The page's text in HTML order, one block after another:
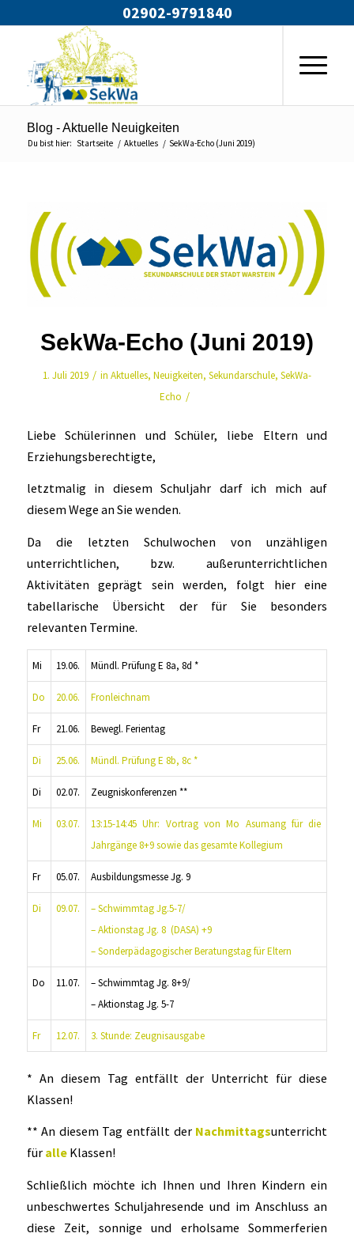
02902-9791840
Blog - Aktuelle Neuigkeiten
Du bist hier: Startseite / Aktuelles / SekWa-Echo (Juni 2019)
SekWa-Echo (Juni 2019)
1. Juli 2019 / in Aktuelles, Neuigkeiten, Sekundarschule, SekWa-
Echo /
Liebe Schülerinnen und Schüler, liebe Eltern und
Erziehungsberechtigte,
letztmalig in diesem Schuljahr darf ich mich auf
diesem Wege an Sie wenden.
Da die letzten Schulwochen von unzähligen
unterrichtlichen, bzw. außerunterrichtlichen
Aktivitäten geprägt sein werden, folgt hier eine
tabellarische Übersicht der für Sie besonders
relevanten Termine.
Mi 19.06. Mündl. Prüfung E 8a, 8d *
Do 20.06. Fronleichnam
Fr 21.06. Bewegl. Ferientag
Di 25.06. Mündl. Prüfung E 8b, 8c *
Di 02.07. Zeugniskonferenzen **
Mi 03.07.
13:15-14:45 Uhr: Vortrag von Mo Asumang für die
Jahrgänge 8+9 sowie das gesamte Kollegium
Fr 05.07. Ausbildungsmesse Jg. 9
Di 09.07.
– Schwimmtag Jg.5-7/
– Aktionstag Jg. 8 (DASA) +9
– Sonderpädagogischer Beratungstag für Eltern
Do 11.07.
– Schwimmtag Jg. 8+9/
– Aktionstag Jg. 5-7
Fr 12.07. 3. Stunde: Zeugnisausgabe
* An diesem Tag entfällt der Unterricht für diese
Klassen!
** An diesem Tag entfällt der Nachmittagsunterricht
für alleKlassen!
Schließlich möchte ich Ihnen und Ihren Kindern ein
unbeschwertes Schuljahresende und im Anschluss an
diese Zeit, sonnige und erholsame Sommerferien